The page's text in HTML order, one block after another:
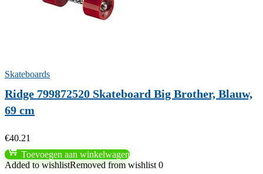
Skateboards
Ridge 799872520 Skateboard Big Brother, Blauw,
69 cm
€40.21
Toevoegen aan winkelwagen
Added to wishlistRemoved from wishlist 0